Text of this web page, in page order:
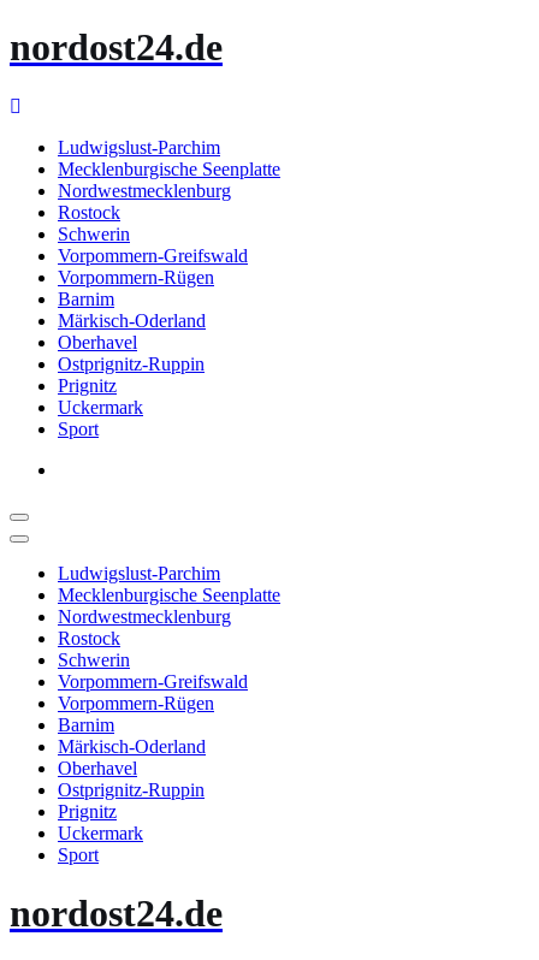
Inhalt
nordost24.de
Ludwigslust-Parchim
Mecklenburgische Seenplatte
Nordwestmecklenburg
Rostock
Schwerin
Vorpommern-Greifswald
Vorpommern-Rügen
Barnim
Märkisch-Oderland
Oberhavel
Ostprignitz-Ruppin
Prignitz
Uckermark
Sport
Ludwigslust-Parchim
Mecklenburgische Seenplatte
Nordwestmecklenburg
Rostock
Schwerin
Vorpommern-Greifswald
Vorpommern-Rügen
Barnim
Märkisch-Oderland
Oberhavel
Ostprignitz-Ruppin
Prignitz
Uckermark
Sport
nordost24.de